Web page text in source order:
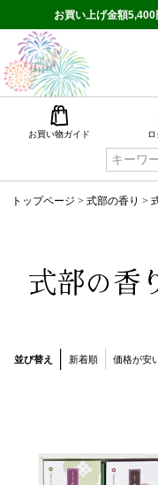
お買い上げ金額5,400
お買い物ガイド ロ
トップページ 式部の香り
式部の香
並び替え 新着順 価格が安